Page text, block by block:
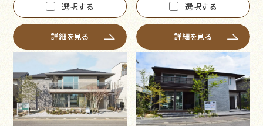
選択する
詳細を見る
選択する
詳細を見る